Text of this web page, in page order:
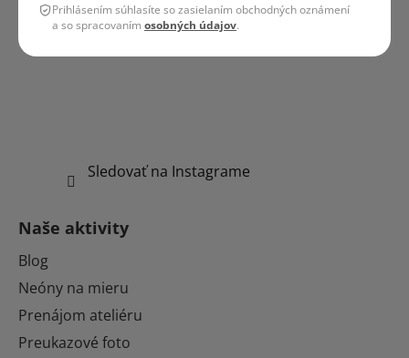
Sledovať na Instagrame
Naše aktivity
Blog
Neóny na mieru
Prenájom ateliéru
Preukazové foto
Prihlásením súhlasíte so zasielaním obchodných oznámení
a so spracovaním osobných údajov.